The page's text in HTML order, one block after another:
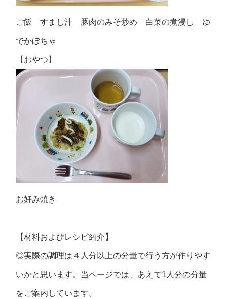
ご飯 すまし汁 豚肉のみそ炒め 白菜の煮浸し ゆ
でかぼちゃ
【おやつ】
お好み焼き
【材料およびレシピ紹介】
◎実際の調理は４人分以上の分量で行う方が作りやす
いかと思います。当ページでは、あえて1人分の分量
をご案内しています。